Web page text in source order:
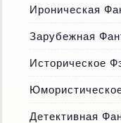
Ироническая
Зарубежная
Историческое
Детективная